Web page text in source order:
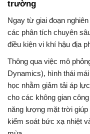
trường
Ngay từ giai đoạn
các phân tích chuyên
điều kiện vi khí hậu địa
Thông qua việc mô
Dynamics), hình thái
học nhằm giảm tải áp
cho các không gian
năng lượng mặt trời
kiểm soát bức xạ nhiệt